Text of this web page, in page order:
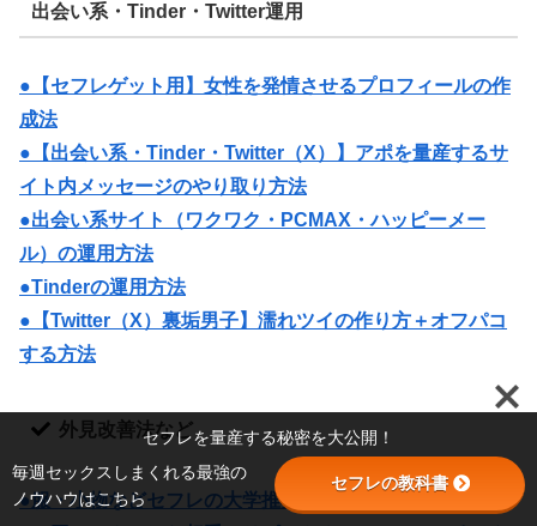
出会い系・Tinder・Twitter運用
●【セフレゲット用】女性を発情させるプロフィールの作
成法
●【出会い系・Tinder・Twitter（X）】アポを量産するサ
イト内メッセージのやり取り方法
●出会い系サイト（ワクワク・PCMAX・ハッピーメー
ル）の運用方法
●Tinderの運用方法
●【Twitter（X）裏垢男子】濡れツイの作り方＋オフパコ
する方法
外見改善法など
●服・小物などセフレの大学推奨装備品リスト
セフレを量産する秘密を大公開！
毎週セックスしまくれる最強の
ノウハウはこちら
セフレの教科書